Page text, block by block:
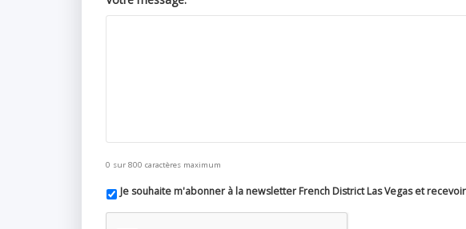
0 sur 800 caractères maximum
Je souhaite m'abonner à la newsletter French District Las Vegas et